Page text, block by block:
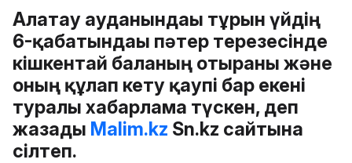
Алатау ауданындағы тұрғын үйдің
6-қабатындағы пәтер терезесінде
кішкентай баланың отырғаны және
оның құлап кету қаупі бар екені
туралы хабарлама түскен, деп
жазады Malim.kz Sn.kz сайтына
сілтеп.